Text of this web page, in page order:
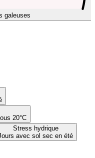
galeuses
20°C
Stress hydrique
avec sol sec en été